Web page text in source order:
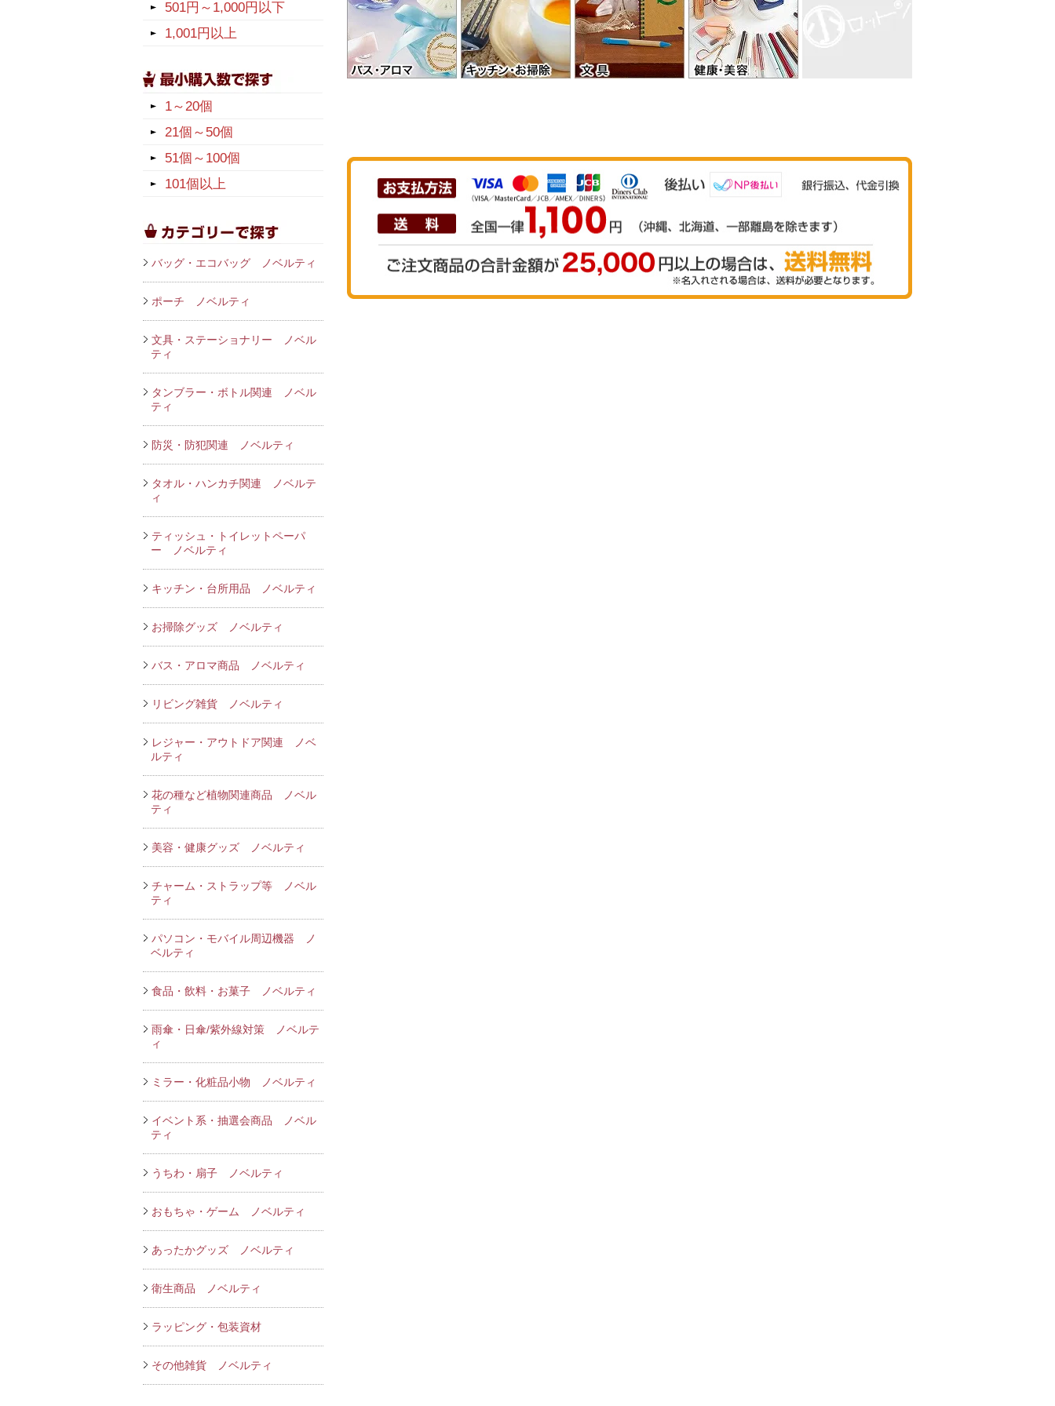
501円～1,000円以下
1,001円以上
1～20個
21個～50個
51個～100個
101個以上
バッグ・エコバッグ ノベルティ
ポーチ ノベルティ
文具・ステーショナリー ノベル
ティ
タンブラー・ボトル関連 ノベル
ティ
防災・防犯関連 ノベルティ
タオル・ハンカチ関連 ノベルテ
ィ
ティッシュ・トイレットペーパ
ー ノベルティ
キッチン・台所用品 ノベルティ
お掃除グッズ ノベルティ
バス・アロマ商品 ノベルティ
リビング雑貨 ノベルティ
レジャー・アウトドア関連 ノベ
ルティ
花の種など植物関連商品 ノベル
ティ
美容・健康グッズ ノベルティ
チャーム・ストラップ等 ノベル
ティ
パソコン・モバイル周辺機器 ノ
ベルティ
食品・飲料・お菓子 ノベルティ
雨傘・日傘/紫外線対策 ノベルテ
ィ
ミラー・化粧品小物 ノベルティ
イベント系・抽選会商品 ノベル
ティ
うちわ・扇子 ノベルティ
おもちゃ・ゲーム ノベルティ
あったかグッズ ノベルティ
衛生商品 ノベルティ
ラッピング・包装資材
その他雑貨 ノベルティ